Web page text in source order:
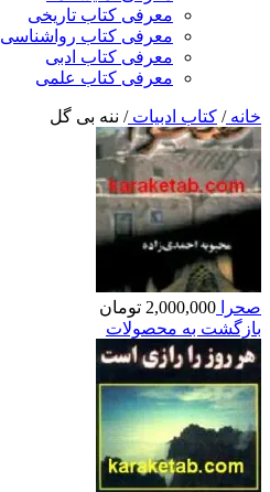
معرفی کتاب تاریخی
معرفی کتاب رواشناسی
معرفی کتاب ادبی
معرفی کتاب علمی
خانه/ کتاب ادبیات/ ننه بی گل
صحرا 2,000,000 تومان
بازگشت به محصولات